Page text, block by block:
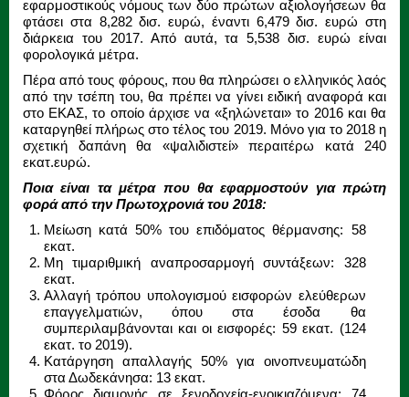
εφαρμοστικούς νόμους των δύο πρώτων αξιολογήσεων θα
φτάσει στα 8,282 δισ. ευρώ, έναντι 6,479 δισ. ευρώ στη
διάρκεια του 2017. Από αυτά, τα 5,538 δισ. ευρώ είναι
φορολογικά μέτρα.
Πέρα από τους φόρους, που θα πληρώσει ο ελληνικός λαός
από την τσέπη του, θα πρέπει να γίνει ειδική αναφορά και
στο ΕΚΑΣ, το οποίο άρχισε να «ξηλώνεται» το 2016 και θα
καταργηθεί πλήρως στο τέλος του 2019. Μόνο για το 2018 η
σχετική δαπάνη θα «ψαλιδιστεί» περαιτέρω κατά 240
εκατ.ευρώ.
Ποια είναι τα μέτρα που θα εφαρμοστούν για πρώτη
φορά από την Πρωτοχρονιά του 2018:
Μείωση κατά 50% του επιδόματος θέρμανσης: 58
εκατ.
Μη τιμαριθμική αναπροσαρμογή συντάξεων: 328
εκατ.
Αλλαγή τρόπου υπολογισμού εισφορών ελεύθερων
επαγγελματιών, όπου στα έσοδα θα
συμπεριλαμβάνονται και οι εισφορές: 59 εκατ. (124
εκατ. το 2019).
Κατάργηση απαλλαγής 50% για οινοπνευματώδη
στα Δωδεκάνησα: 13 εκατ.